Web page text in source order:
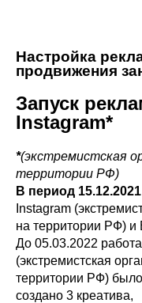
Настройка
продвижения
Запуск
Instagram*
*(экстремистская
территории РФ)
В период
Instagram
на территории РФ) и
До 05.03.2022
(экстремистская
территории РФ)
создано 3 креатива,